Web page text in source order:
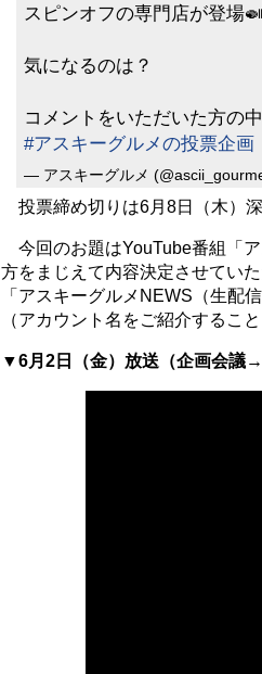
スピンオフの専門店が登場🍛
気になるのは？
コメントをいただいた方の
#アスキーグルメの投票企画
— アスキーグルメ
投票締め切りは6月8日（木）深
今回のお題はYouTube番組「
方をまじえて内容決定させてい
「アスキーグルメNEWS（生配
（アカウント名をご紹介するこ
▼6月2日（金）放送（企画会議→